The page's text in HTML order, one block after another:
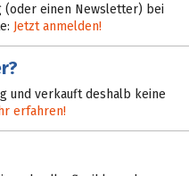
(oder einen Newsletter) bei
Jetzt anmelden!
und verkauft deshalb keine
erfahren!